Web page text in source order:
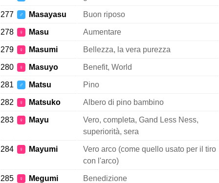
277 ♂ Masayasu Buon riposo
278 ♀ Masu Aumentare
279 ♀ Masumi Bellezza, la vera purezza
280 ♀ Masuyo Benefit, World
281 ♂ Matsu Pino
282 ♀ Matsuko Albero di pino bambino
283 ♀ Mayu
Vero, completa, Gand Less Ness,
superiorità, sera
284 ♀ Mayumi
Vero arco (come quello usato per il tiro
con l'arco)
285 ♀ Megumi Benedizione